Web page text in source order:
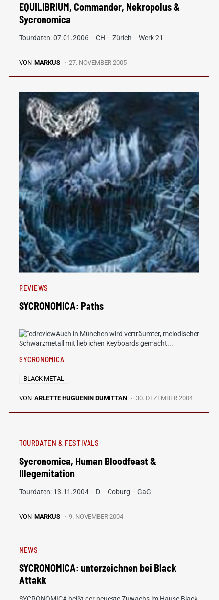
EQUILIBRIUM, Commander, Nekropolus &
Sycronomica
Tourdaten: 07.01.2006 – CH – Zürich – Werk 21
VON MARKUS 27. NOVEMBER 2005
REVIEWS
SYCRONOMICA: Paths
Auch in München wird verträumter, melodischer
Schwarzmetall mit lieblichen Keyboards gemacht...
SYCRONOMICA
BLACK METAL
VON ARLETTE HUGUENIN DUMITTAN 30. DEZEMBER 2004
TOURDATEN & FESTIVALS
Sycronomica, Human Bloodfeast &
Illegemitation
Tourdaten: 13.11.2004 – D – Coburg – GaG
VON MARKUS 9. NOVEMBER 2004
NEWS
SYCRONOMICA: unterzeichnen bei Black
Attakk
SYCRONOMICA heißt der neueste Zuwachs im Hause Black